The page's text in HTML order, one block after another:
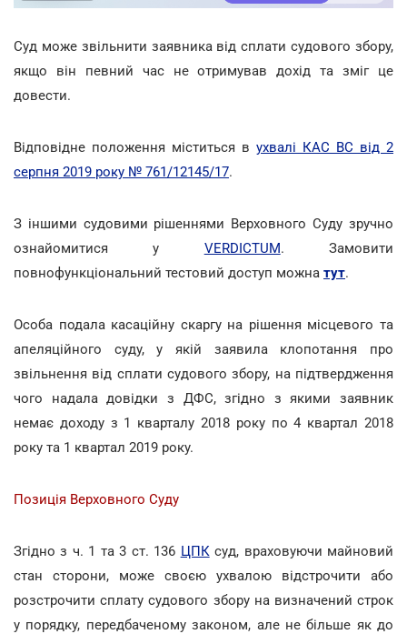
Суд може звільнити заявника від сплати судового збору,
якщо він певний час не отримував дохід та зміг це
довести.
Відповідне положення міститься в ухвалі КАС ВС від 2
серпня 2019 року № 761/12145/17.
З іншими судовими рішеннями Верховного Суду зручно
ознайомитися у VERDICTUM. Замовити
повнофункціональний тестовий доступ можна тут.
Особа подала касаційну скаргу на рішення місцевого та
апеляційного суду, у якій заявила клопотання про
звільнення від сплати судового збору, на підтвердження
чого надала довідки з ДФС, згідно з якими заявник
немає доходу з 1 кварталу 2018 року по 4 квартал 2018
року та 1 квартал 2019 року.
Позиція Верховного Суду
Згідно з ч. 1 та 3 ст. 136 ЦПКсуд, враховуючи майновий
стан сторони, може своєю ухвалою відстрочити або
розстрочити сплату судового збору на визначений строк
у порядку, передбаченому законом, але не більше як до